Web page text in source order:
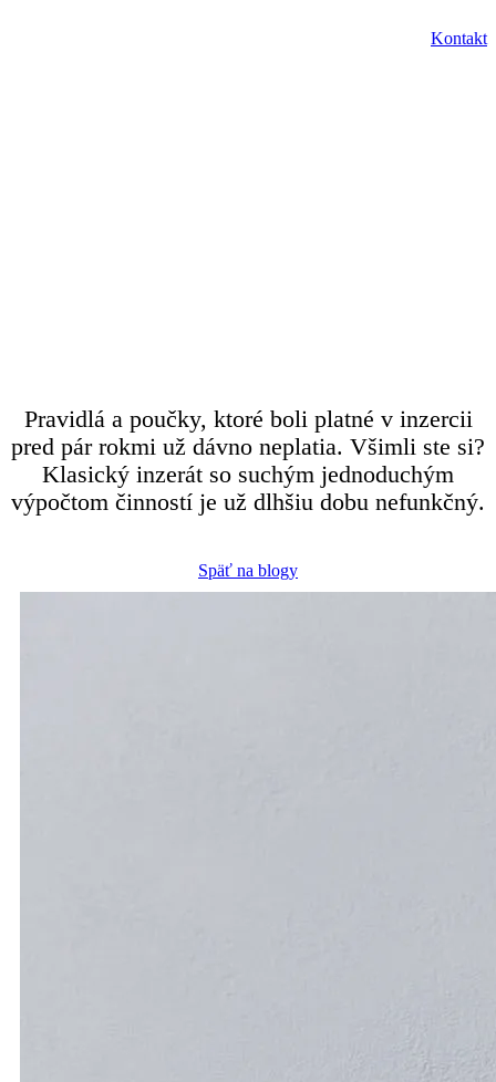
Kontakt
Pravidlá a poučky, ktoré boli platné v inzercii
pred pár rokmi už dávno neplatia. Všimli ste si?
Klasický inzerát so suchým jednoduchým
výpočtom činností je už dlhšiu dobu nefunkčný.
Späť na blogy